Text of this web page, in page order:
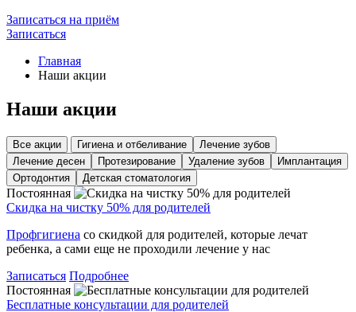
Записаться на приём
Записаться
Главная
Наши акции
Наши акции
Все акции Гигиена и отбеливание
Лечение зубов
Лечение десен
Протезирование Удаление зубов
Имплантация
Ортодонтия
Детская стоматология
Постоянная
Скидка на чистку 50% для родителей
Профгигиена со скидкой для родителей, которые лечат
ребенка, а сами еще не проходили лечение у нас
Записаться Подробнее
Постоянная
Бесплатные консультации для родителей